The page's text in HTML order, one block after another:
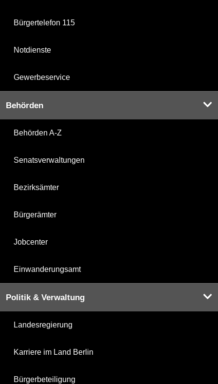
Bürgertelefon 115
Notdienste
Gewerbeservice
Behörden
Behörden A-Z
Senatsverwaltungen
Bezirksämter
Bürgerämter
Jobcenter
Einwanderungsamt
Politik & Verwaltung
Landesregierung
Karriere im Land Berlin
Bürgerbeteiligung